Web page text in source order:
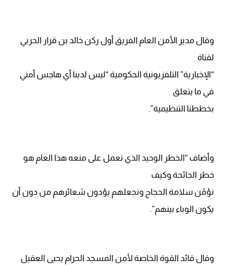
وقال مدير الأمن العام الفريق أول ركن خالد بن قرار الحربي
لقناة
“الإخبارية” التلفزيونية الحكومية “ليس لدينا أي هاجس أمني
في ما يتعلق
بخططنا التنظيمية”.
وأضاف “الخطر الوحيد الذي نعمل على منعه هذا العام هو
خطر الجائحة وكيف
نؤمّن سلامة الحجاج ونجعلهم يؤدون شعائرهم من دون أن
يكون الوباء بينهم”.
وقال قائد القوة الخاصة لأمن المسجد الحرام يحيى العقيل